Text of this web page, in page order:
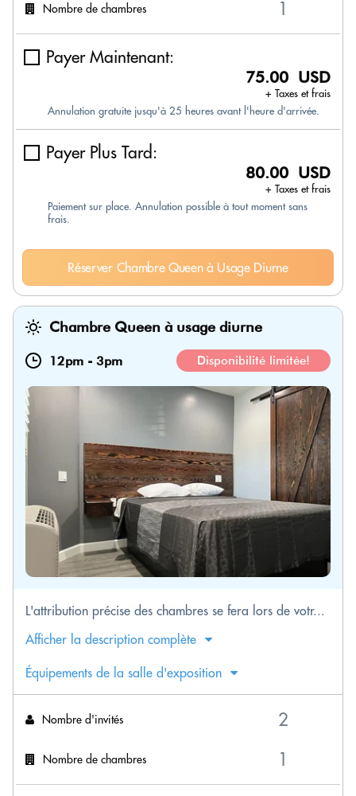
Nombre de chambres
Payer Maintenant:
75.00 USD
+ Taxes et frais
Annulation gratuite jusqu'à 25 heures avant l'heure d'arrivée.
Payer Plus Tard:
80.00 USD
+ Taxes et frais
Paiement sur place. Annulation possible à tout moment sans
frais.
Réserver Chambre Queen à Usage Diurne
Chambre Queen à usage diurne
12pm - 3pm Disponibilité limitée!
L'attribution précise des chambres se fera lors de votr...
Afficher la description complète
Équipements de la salle d'exposition
Nombre d'invités
Nombre de chambres